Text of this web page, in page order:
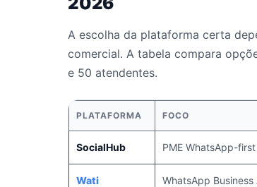
A escolha da plataforma certa
comercial. A tabela compara
e 50 atendentes.
PLATAFORMA FOCO
SocialHub PME WhatsApp-first
Wati WhatsApp Business